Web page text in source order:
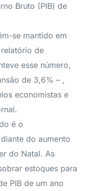
Bruto (PIB) de
se mantido em
de
esse número,
de 3,6% – ,
economistas e
é o
do aumento
do Natal. As
estoques para
PIB de um ano